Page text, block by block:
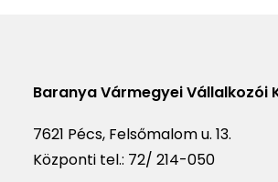
Baranya Vármegyei Vállalkozói
7621 Pécs, Felsőmalom u. 13.
Központi tel.: 72/ 214-050